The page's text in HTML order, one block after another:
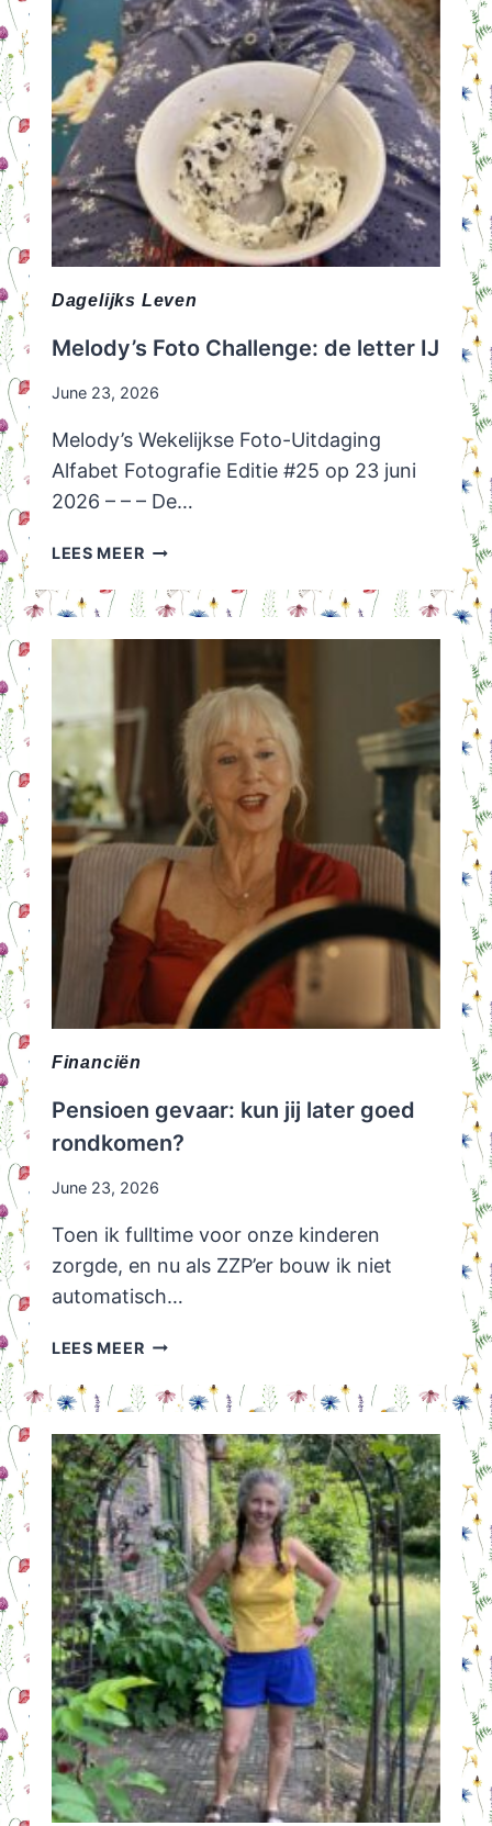
HOEVEN
TE
ZIJN
Dagelijks Leven
Melody’s Foto Challenge: de letter IJ
June 23, 2026
Melody’s Wekelijkse Foto-Uitdaging
Alfabet Fotografie Editie #25 op 23 juni
2026 – – – De…
LEES MEERMELODY’S
CHALLENGE:
Financiën
Pensioen gevaar: kun jij later goed
rondkomen?
June 23, 2026
Toen ik fulltime voor onze kinderen
zorgde, en nu als ZZP’er bouw ik niet
automatisch…
LEES MEERPENSIOEN
KUN
LATER
GOED
RONDKOMEN?